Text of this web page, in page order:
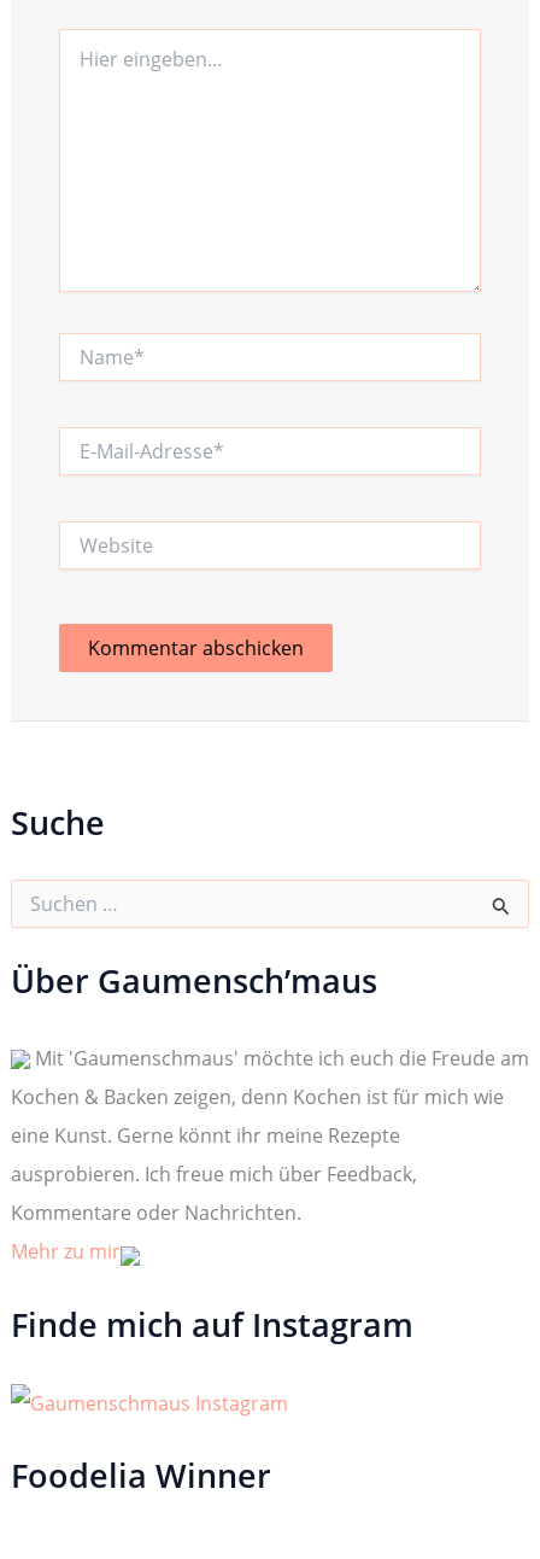
eingeben…
Mail-
Website
Suche
h
e
a
h
:
Über Gaumensch’maus
Mit 'Gaumenschmaus' möchte ich euch die Freude am
Kochen & Backen zeigen, denn Kochen ist für mich wie
eine Kunst. Gerne könnt ihr meine Rezepte
ausprobieren. Ich freue mich über Feedback,
Kommentare oder Nachrichten.
Mehr zu mir
Finde mich auf Instagram
Foodelia Winner